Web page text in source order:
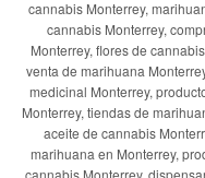
cannabis Monterrey,
cannabis Monterrey,
Monterrey, flores de
venta de marihuana
medicinal Monterrey,
Monterrey, tiendas de
aceite de cannabis
marihuana en Monterrey,
cannabis Monterrey,